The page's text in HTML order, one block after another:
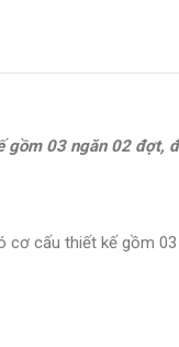
gồm 03 ngăn 02 đợt,
cơ cấu thiết kế gồm